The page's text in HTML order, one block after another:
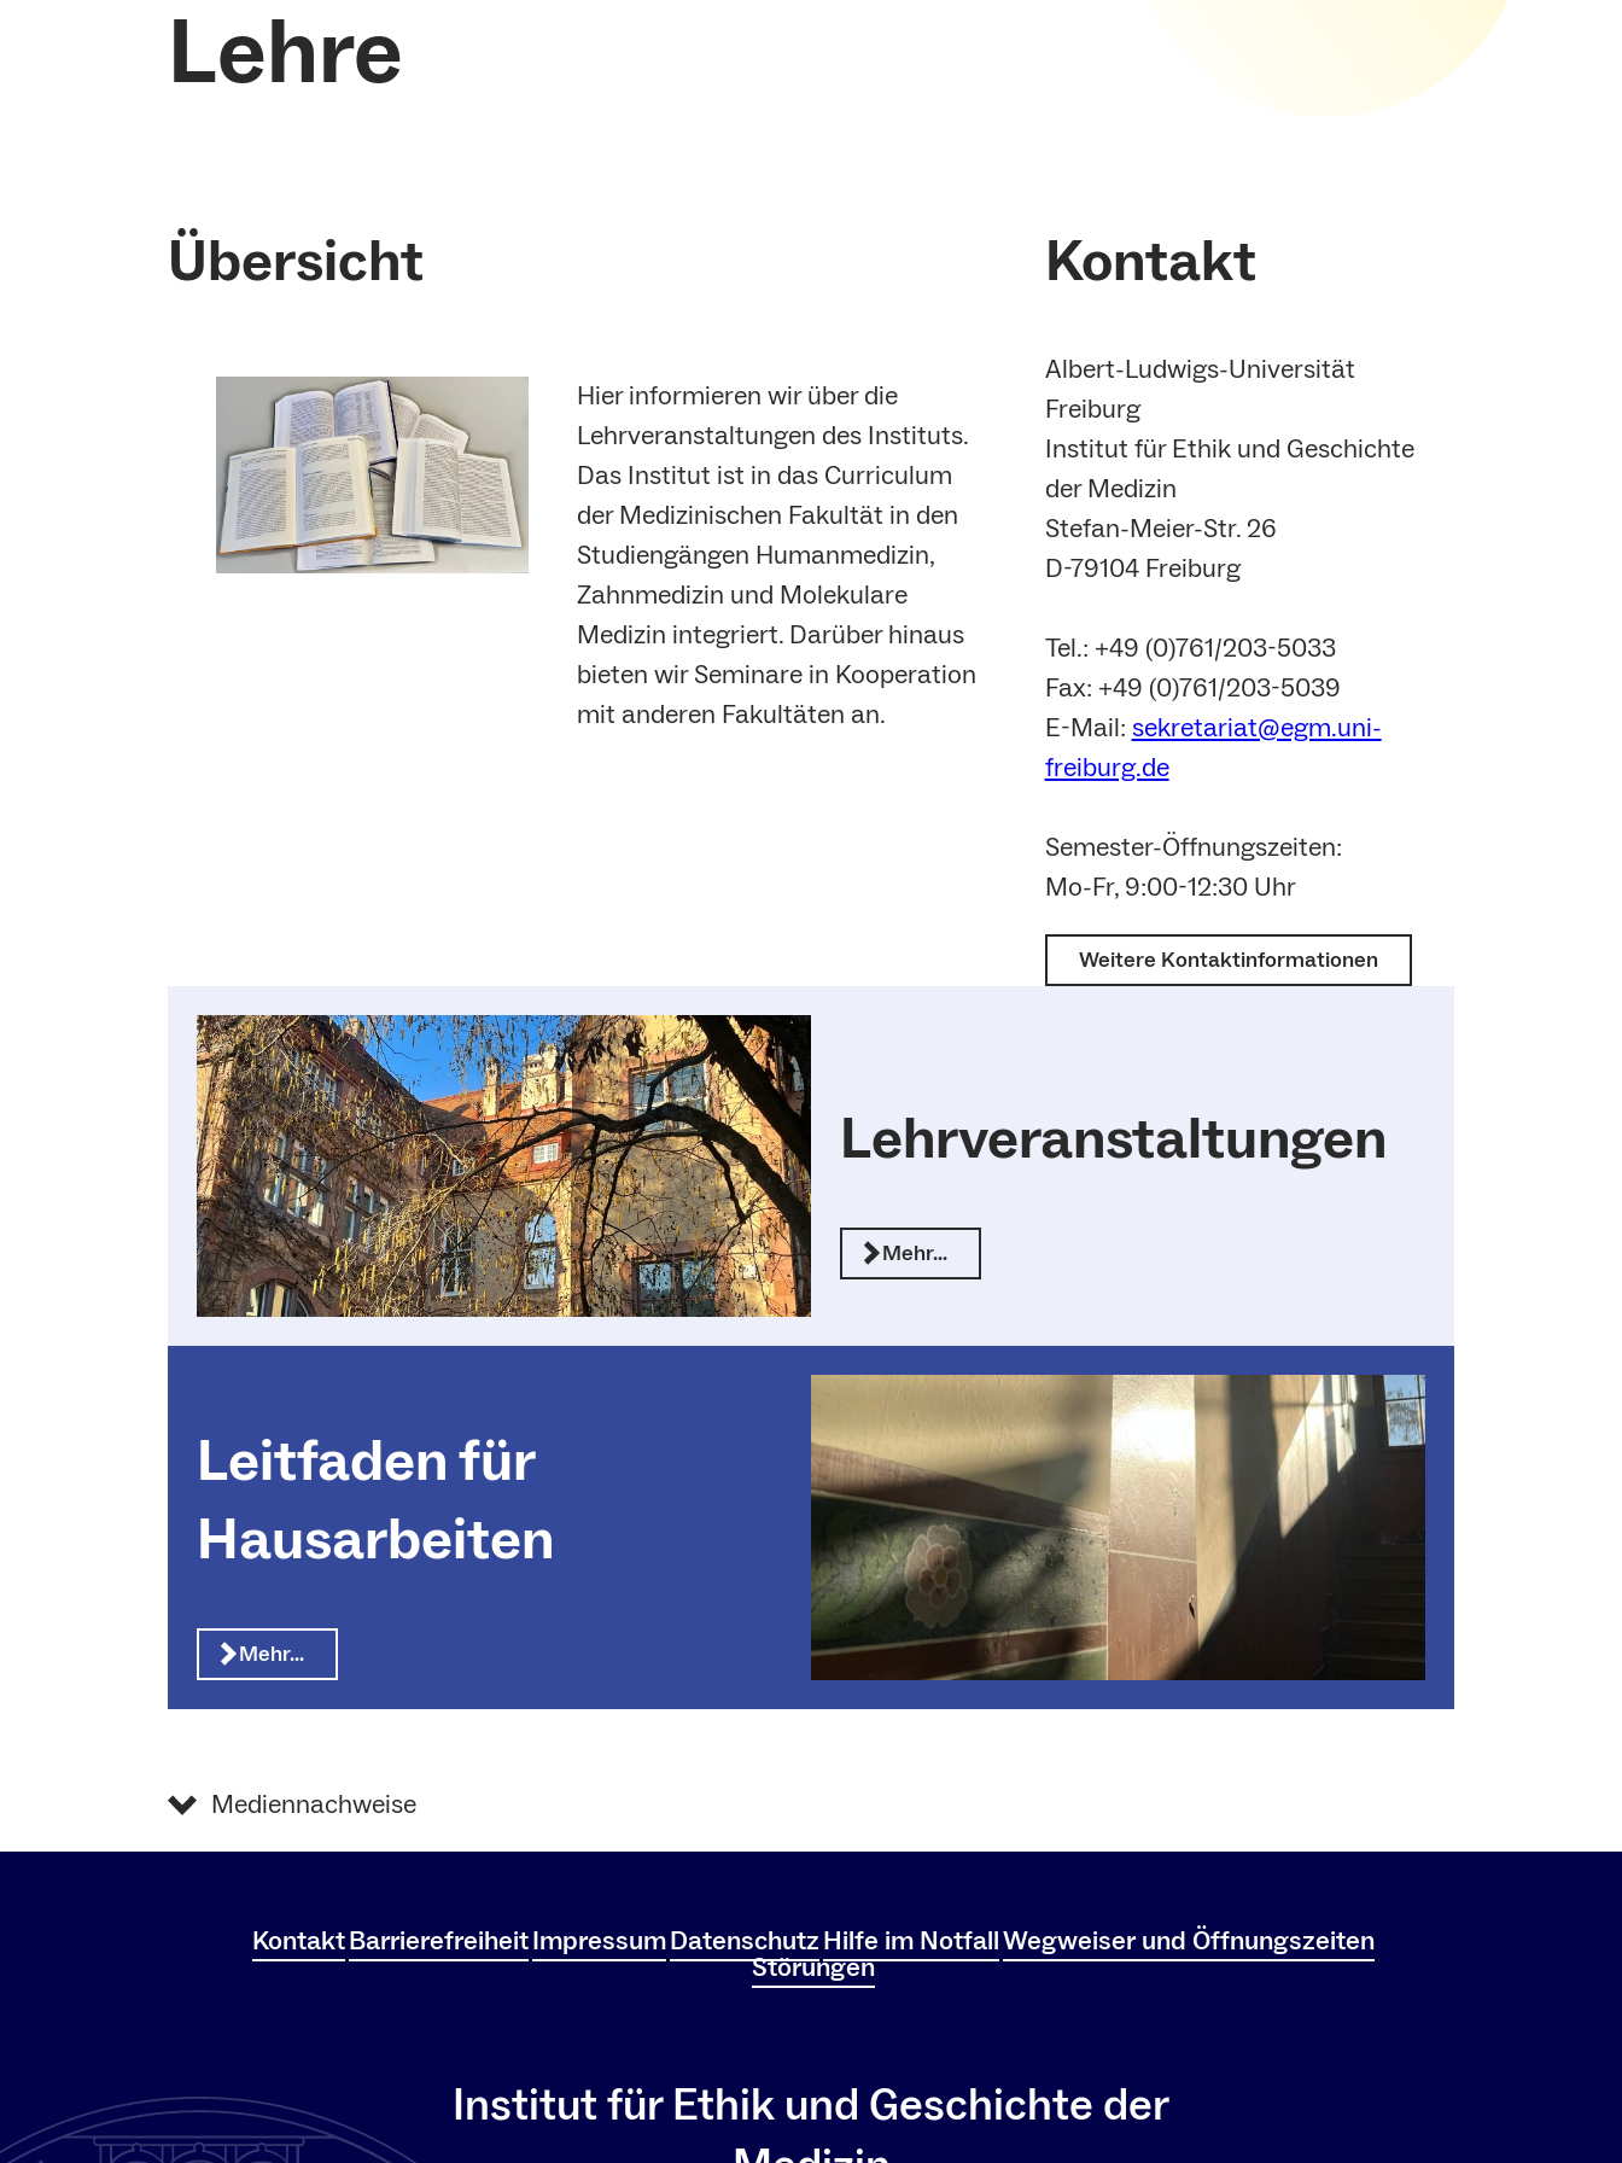
Lehre
Übersicht
Hier informieren wir über die
Lehrveranstaltungen des Instituts.
Das Institut ist in das Curriculum
der Medizinischen Fakultät in den
Studiengängen Humanmedizin,
Zahnmedizin und Molekulare
Medizin integriert. Darüber hinaus
bieten wir Seminare in Kooperation
mit anderen Fakultäten an.
Kontakt
Albert-Ludwigs-Universität
Freiburg
Institut für Ethik und Geschichte
der Medizin
Stefan-Meier-Str. 26
D-79104 Freiburg
Tel.: +49 (0)761/203-5033
Fax: +49 (0)761/203-5039
E-Mail: sekretariat@egm.uni-
freiburg.de
Semester-Öffnungszeiten:
Mo-Fr, 9:00-12:30 Uhr
Weitere Kontaktinformationen
Lehrveranstaltungen
Mehr…
Leitfaden für
Hausarbeiten
Mehr…
Mediennachweise
KontaktBarrierefreiheitImpressumDatenschutzHilfe im NotfallWegweiser und Öffnungszeiten
Störungen
Institut für Ethik und Geschichte der